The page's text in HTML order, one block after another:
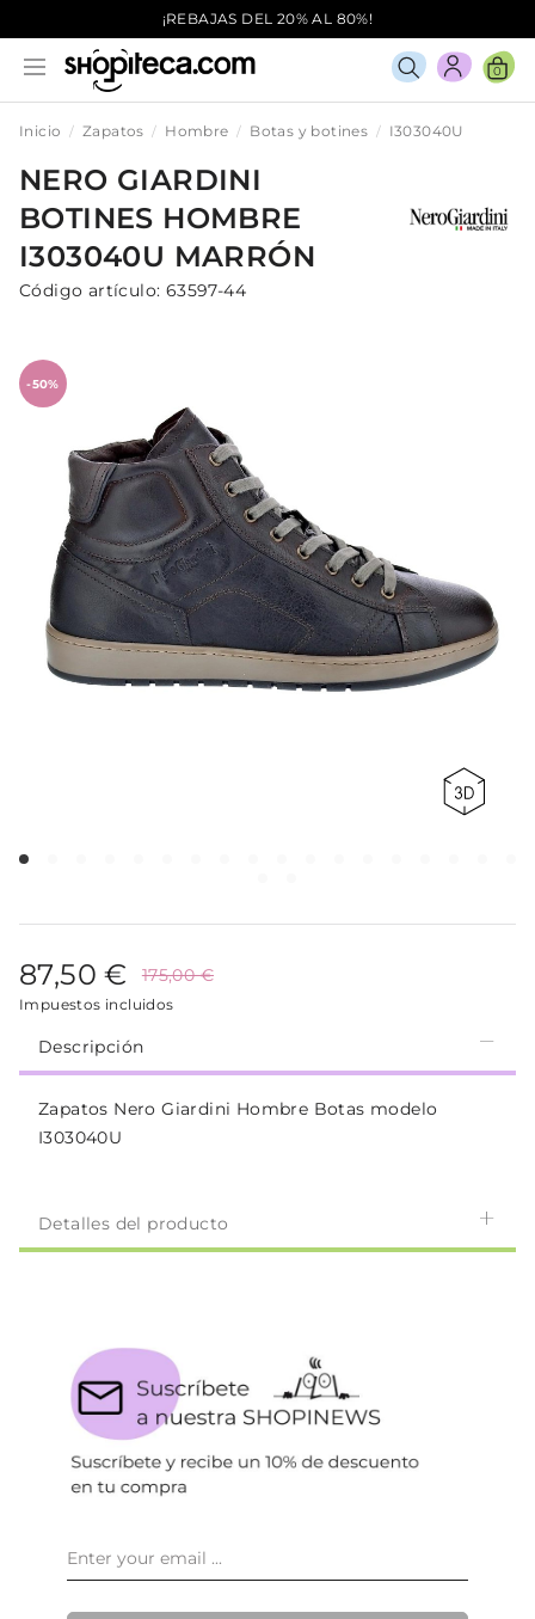
¡REBAJAS DEL 20% AL 80%!
0
Inicio Zapatos Hombre Botas y botines I303040U
NERO GIARDINI
BOTINES HOMBRE
I303040U MARRÓN
Código artículo: 63597-44
-50%
87,50 € 175,00 €
Impuestos incluidos
Descripción
Zapatos Nero Giardini Hombre Botas modelo
I303040U
Detalles del producto